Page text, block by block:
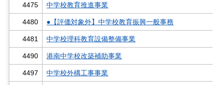
4475 中学校教育推進事業
4480 ●【評価対象外】中学校教育振興一般事務
4481 中学校理科教育設備整備事業
4490 港南中学校改築補助事業
4497 中学校外構工事事業